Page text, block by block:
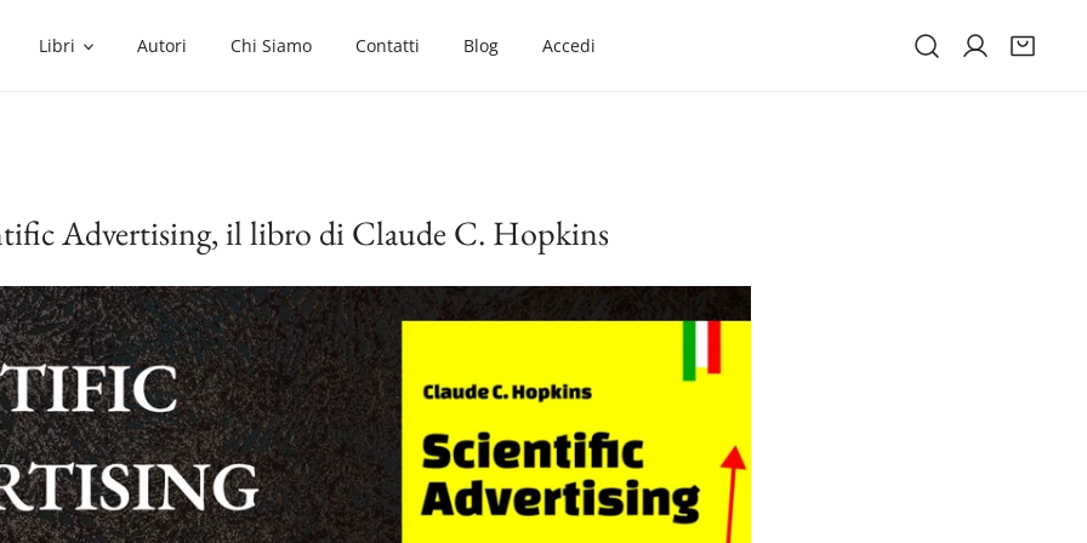
Libri Autori Chi Siamo Contatti Blog Accedi
Accesso
Advertising, il libro di Claude C. Hopkins